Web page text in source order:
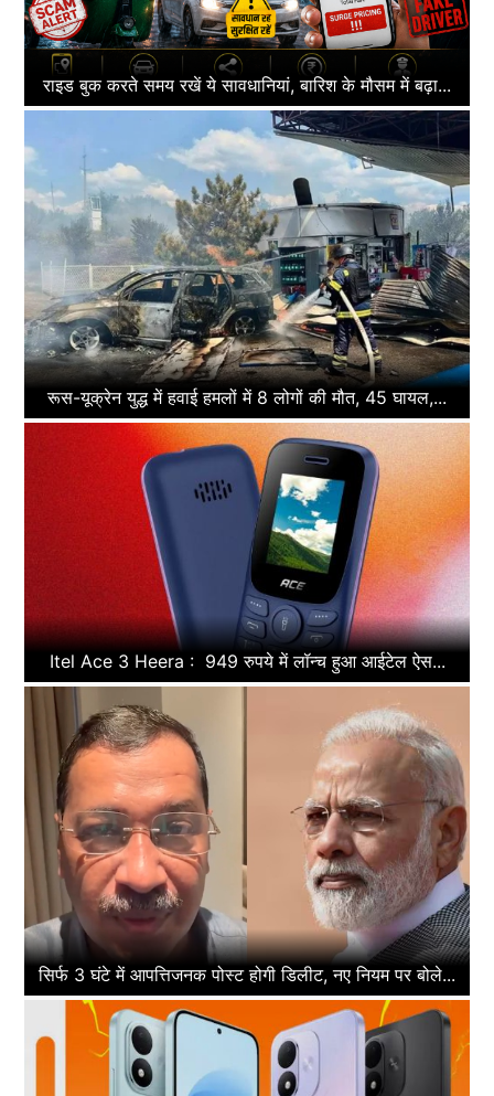
राइड बुक करते समय रखें ये सावधानियां, बारिश के मौसम में बढ़ा...
रूस-यूक्रेन युद्ध में हवाई हमलों में 8 लोगों की मौत, 45 घायल,...
Itel Ace 3 Heera : 949 रुपये में लॉन्च हुआ आईटेल ऐस...
सिर्फ 3 घंटे में आपत्तिजनक पोस्ट होगी डिलीट, नए नियम पर बोले...